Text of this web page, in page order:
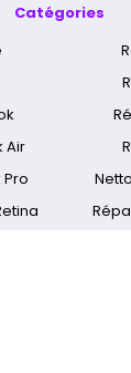
Catégories
Air